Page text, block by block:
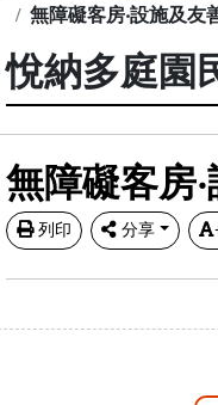
無障礙客房‧設施及友
悅納多庭園
無障礙客房
列印 分享